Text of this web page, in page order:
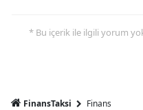
* Bu içerik ile ilgili yorum
FinansTaksi Finans